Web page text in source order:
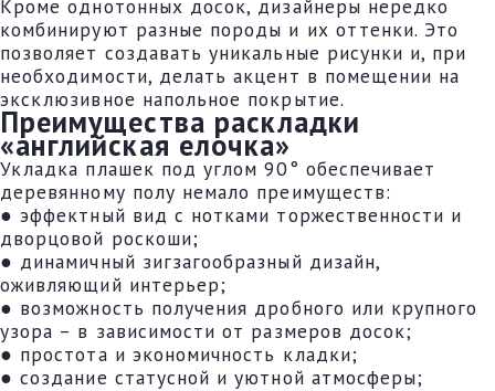
Кроме однотонных досок, дизайнеры нередко
комбинируют разные породы и их оттенки. Это
позволяет создавать уникальные рисунки и, при
необходимости, делать акцент в помещении на
эксклюзивное напольное покрытие.
Преимущества раскладки
«английская елочка»
Укладка плашек под углом 90° обеспечивает
деревянному полу немало преимуществ:
● эффектный вид с нотками торжественности и
дворцовой роскоши;
● динамичный зигзагообразный дизайн,
оживляющий интерьер;
● возможность получения дробного или крупного
узора – в зависимости от размеров досок;
● простота и экономичность кладки;
● создание статусной и уютной атмосферы;